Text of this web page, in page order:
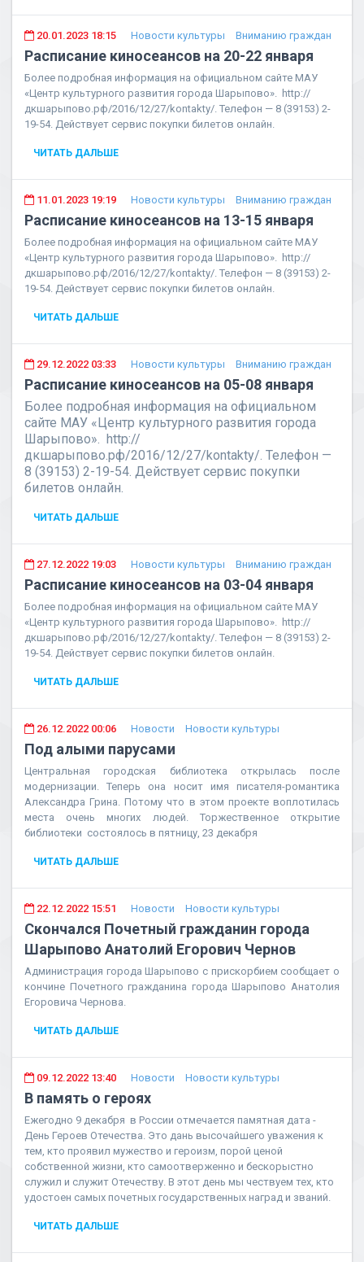
20.01.2023 18:15 Новости культуры Вниманию граждан
Расписание киносеансов на 20-22 января
Более подробная информация на официальном сайте МАУ
«Центр культурного развития города Шарыпово». http://
дкшарыпово.рф/2016/12/27/kontakty/. Телефон — 8 (39153) 2-
19-54. Действует сервис покупки билетов онлайн.
ЧИТАТЬ ДАЛЬШЕ
11.01.2023 19:19 Новости культуры Вниманию граждан
Расписание киносеансов на 13-15 января
Более подробная информация на официальном сайте МАУ
«Центр культурного развития города Шарыпово». http://
дкшарыпово.рф/2016/12/27/kontakty/. Телефон — 8 (39153) 2-
19-54. Действует сервис покупки билетов онлайн.
ЧИТАТЬ ДАЛЬШЕ
29.12.2022 03:33 Новости культуры Вниманию граждан
Расписание киносеансов на 05-08 января
Более подробная информация на официальном
сайте МАУ «Центр культурного развития города
Шарыпово». http://
дкшарыпово.рф/2016/12/27/kontakty/. Телефон —
8 (39153) 2-19-54. Действует сервис покупки
билетов онлайн.
ЧИТАТЬ ДАЛЬШЕ
27.12.2022 19:03 Новости культуры Вниманию граждан
Расписание киносеансов на 03-04 января
Более подробная информация на официальном сайте МАУ
«Центр культурного развития города Шарыпово». http://
дкшарыпово.рф/2016/12/27/kontakty/. Телефон — 8 (39153) 2-
19-54. Действует сервис покупки билетов онлайн.
ЧИТАТЬ ДАЛЬШЕ
26.12.2022 00:06 Новости Новости культуры
Под алыми парусами
Центральная городская библиотека открылась после
модернизации. Теперь она носит имя писателя-романтика
Александра Грина. Потому что в этом проекте воплотилась
места очень многих людей. Торжественное открытие
библиотеки состоялось в пятницу, 23 декабря
ЧИТАТЬ ДАЛЬШЕ
22.12.2022 15:51 Новости Новости культуры
Скончался Почетный гражданин города
Шарыпово Анатолий Егорович Чернов
Администрация города Шарыпово с прискорбием сообщает о
кончине Почетного гражданина города Шарыпово Анатолия
Егоровича Чернова.
ЧИТАТЬ ДАЛЬШЕ
09.12.2022 13:40 Новости Новости культуры
В память о героях
Ежегодно 9 декабря в России отмечается памятная дата -
День Героев Отечества. Это дань высочайшего уважения к
тем, кто проявил мужество и героизм, порой ценой
собственной жизни, кто самоотверженно и бескорыстно
служил и служит Отечеству. В этот день мы чествуем тех, кто
удостоен самых почетных государственных наград и званий.
ЧИТАТЬ ДАЛЬШЕ